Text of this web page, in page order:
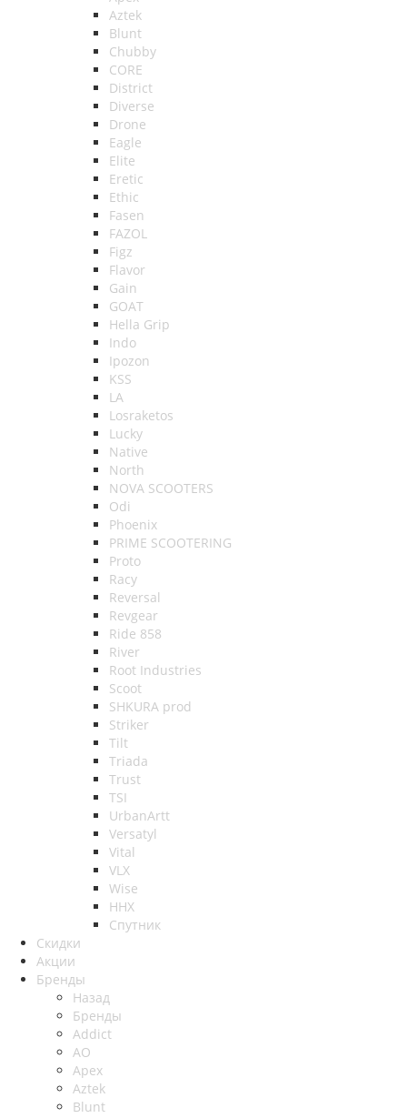
Aztek
Blunt
Chubby
CORE
District
Diverse
Drone
Eagle
Elite
Eretic
Ethic
Fasen
FAZOL
Figz
Flavor
Gain
GOAT
Hella Grip
Indo
Ipozon
KSS
LA
Losraketos
Lucky
Native
North
NOVA SCOOTERS
Odi
Phoenix
PRIME SCOOTERING
Proto
Racy
Reversal
Revgear
Ride 858
River
Root Industries
Scoot
SHKURA рrоd
Striker
Tilt
Triada
Trust
TSI
UrbanArtt
Versatyl
Vital
VLX
Wise
ННХ
Спутник
Скидки
Акции
Бренды
Назад
Бренды
Addict
AO
Apex
Aztek
Blunt